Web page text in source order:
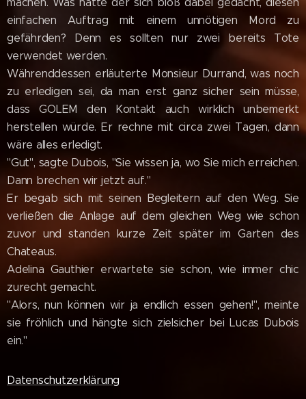
einfachen Auftrag mit einem unnötigen Mord zu
gefährden? Denn es sollten nur zwei bereits Tote
verwendet werden.
Währenddessen erläuterte Monsieur Durrand, was noch
zu erledigen sei, da man erst ganz sicher sein müsse,
dass GOLEM den Kontakt auch wirklich unbemerkt
herstellen würde. Er rechne mit circa zwei Tagen, dann
wäre alles erledigt.
"Gut", sagte Dubois, "Sie wissen ja, wo Sie mich erreichen.
Dann brechen wir jetzt auf."
Er begab sich mit seinen Begleitern auf den Weg. Sie
verließen die Anlage auf dem gleichen Weg wie schon
zuvor und standen kurze Zeit später im Garten des
Chateaus.
Adelina Gauthier erwartete sie schon, wie immer chic
zurecht gemacht.
"Alors, nun können wir ja endlich essen gehen!", meinte
sie fröhlich und hängte sich zielsicher bei Lucas Dubois
ein."
Datenschutzerklärung